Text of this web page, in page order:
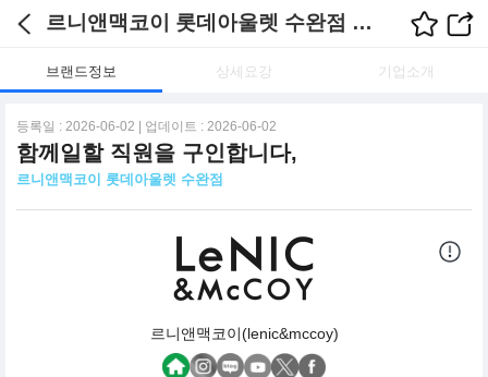
르니앤맥코이 롯데아울렛 수완점 채용정보
브랜드정보 상세요강 기업소개
등록일 : 2026-06-02 | 업데이트 : 2026-06-02
함께일할 직원을 구인합니다,
르니앤맥코이 롯데아울렛 수완점
르니앤맥코이(lenic&mccoy)